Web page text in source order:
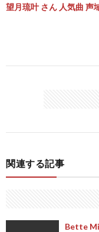
望月琉叶 さん 人気曲 声
関連する記事
Bette